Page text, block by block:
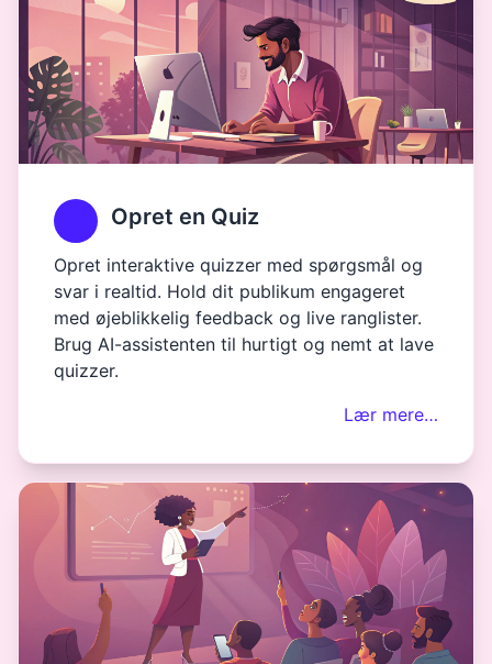
Opret en Quiz
Opret interaktive quizzer med spørgsmål og
svar i realtid. Hold dit publikum engageret
med øjeblikkelig feedback og live ranglister.
Brug AI-assistenten til hurtigt og nemt at lave
quizzer.
Lær mere…